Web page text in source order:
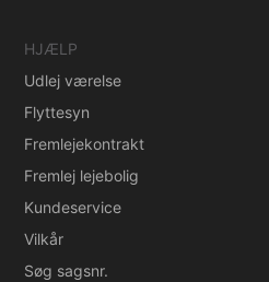
HJÆLP
Udlej værelse
Flyttesyn
Fremlejekontrakt
Fremlej lejebolig
Kundeservice
Vilkår
Søg sagsnr.